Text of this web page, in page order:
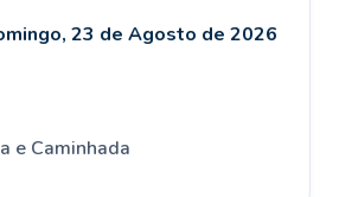
23 de Agosto de 2026
e Caminhada